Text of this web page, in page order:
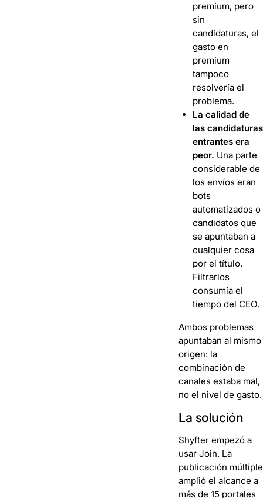
premium, pero
sin
candidaturas, el
gasto en
premium
tampoco
resolvería el
problema.
La calidad de
las candidaturas
entrantes era
peor. Una parte
considerable de
los envíos eran
bots
automatizados o
candidatos que
se apuntaban a
cualquier cosa
por el título.
Filtrarlos
consumía el
tiempo del CEO.
Ambos problemas
apuntaban al mismo
origen: la
combinación de
canales estaba mal,
no el nivel de gasto.
La solución
Shyfter empezó a
usar Join. La
publicación múltiple
amplió el alcance a
más de 15 portales